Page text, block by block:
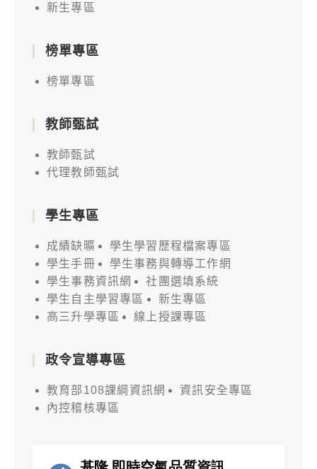
新生專區
榜單專區
榜單專區
教師甄試
教師甄試
代理教師甄試
學生專區
成績缺曠
學生學習歷程檔案專區
學生手冊
學生事務與轉導工作網
學生事務資訊網
社團選填系統
學生自主學習專區
新生專區
高三升學專區
線上授課專區
政令宣導專區
教育部108課綱資訊網
資訊安全專區
內控稽核專區